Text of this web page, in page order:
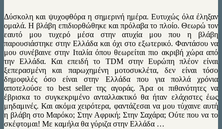
Δύσκολη και ψυχοφθόρα η σημερινή ημέρα. Ευτυχώς όλα έληξαν
ομαλά. Η βλάβη επιδιορθώθηκε και πρόλαβα το πλοίο. Θεωρώ τον
εαυτό μου τυχερό μέσα στην ατυχία μου που η βλάβη
παρουσιάστηκε στην Ελλάδα και όχι στο εξωτερικό. Φαντάσου να
μου συνέβαινε στην Ιταλία όπου θεωρείται πιο ακριβή χώρα από
την Ελλάδα. Και επειδή το TDM στην Ευρώπη πλέον είναι
ξεπερασμένη και παρωχημένη μοτοσυκλέτα, δεν είναι τόσο
δημοφιλές όσο είναι στην Ελλάδα που για πολλά χρόνια
αποτελούσε το best seller της αγοράς. Άρα οι πιθανότητες να
έβρισκα το συγκεκριμένο ανταλλακτικό θα ήταν ελάχιστες έως
μηδαμινές. Και ακόμα χειρότερα, φαντάζεσαι να μου τύχαινε αυτή
η βλάβη στο Μαρόκο; Στην Αφρική; Στην Σαχάρα; Ούτε που να το
σκέφτομαι! Με καμήλα θα γύριζα στην Ελλάδα …